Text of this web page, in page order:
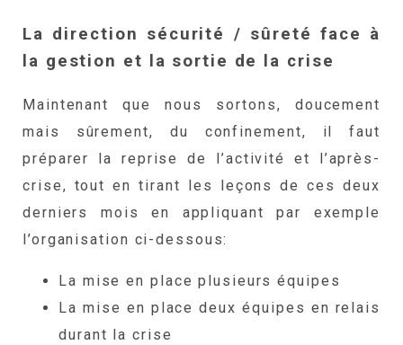
La direction sécurité / sûreté face à
la gestion et la sortie de la crise
Maintenant que nous sortons, doucement
mais sûrement, du confinement, il faut
préparer la reprise de l’activité et l’après-
crise, tout en tirant les leçons de ces deux
derniers mois en appliquant par exemple
l’organisation ci-dessous:
La mise en place plusieurs équipes
La mise en place deux équipes en relais
durant la crise